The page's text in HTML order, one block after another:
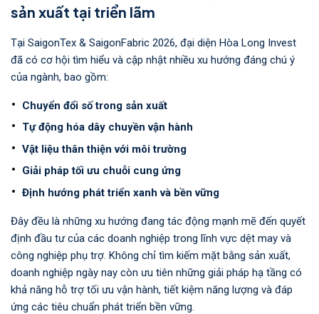
sản xuất tại triển lãm
Tại SaigonTex & SaigonFabric 2026, đại diện Hòa Long Invest
đã có cơ hội tìm hiểu và cập nhật nhiều xu hướng đáng chú ý
của ngành, bao gồm:
Chuyển đổi số trong sản xuất
Tự động hóa dây chuyền vận hành
Vật liệu thân thiện với môi trường
Giải pháp tối ưu chuỗi cung ứng
Định hướng phát triển xanh và bền vững
Đây đều là những xu hướng đang tác động mạnh mẽ đến quyết
định đầu tư của các doanh nghiệp trong lĩnh vực dệt may và
công nghiệp phụ trợ. Không chỉ tìm kiếm mặt bằng sản xuất,
doanh nghiệp ngày nay còn ưu tiên những giải pháp hạ tầng có
khả năng hỗ trợ tối ưu vận hành, tiết kiệm năng lượng và đáp
ứng các tiêu chuẩn phát triển bền vững.